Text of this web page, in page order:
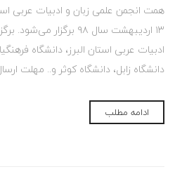
۱۳ اردیبهشت سال ۹۸
ادبیات عربی استان البرز، دانشگاه
دانشگاه زابل، دانشگاه کوثر و.. مهلت ارسال
ادامه مطلب